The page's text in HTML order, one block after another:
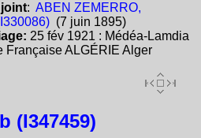
: ABEN ZEMERRO,
(7 juin 1895)
25 fév 1921 : Médéa-Lamdia
Française ALGÉRIE Alger
(I347459)